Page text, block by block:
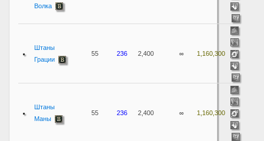
Волка
Штаны
Грации
55 236 2,400 ∞ 1,160,300
Штаны
Маны
55 236 2,400 ∞ 1,160,300